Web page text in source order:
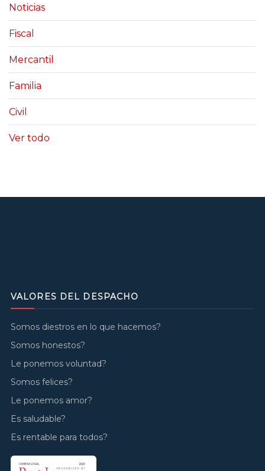
Noticias
Fiscal
Mercantil
Familia
Civil
Ver todo
VALORES DEL DESPACHO
Somos diestros en lo que hacemos?
Somos honestos?
Le ponemos voluntad?
Somos felices?
Le ponemos amor?
Es saludable?
Es rentable para todos?